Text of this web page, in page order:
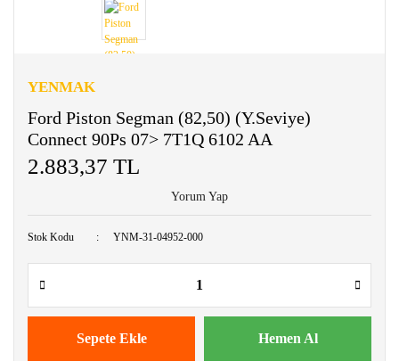
YENMAK
Ford Piston Segman (82,50) (Y.Seviye)
Connect 90Ps 07> 7T1Q 6102 AA
2.883,37 TL
Yorum Yap
Stok Kodu YNM-31-04952-000
Sepete Ekle Hemen Al